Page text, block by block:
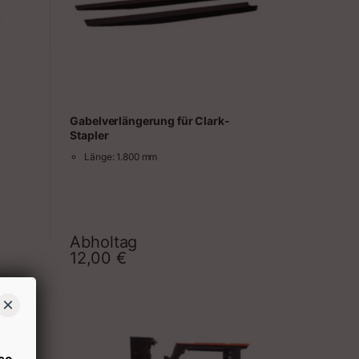
Gabelverlängerung für Clark-
Stapler
Länge: 1.800 mm
Abholtag
12,00 €
×